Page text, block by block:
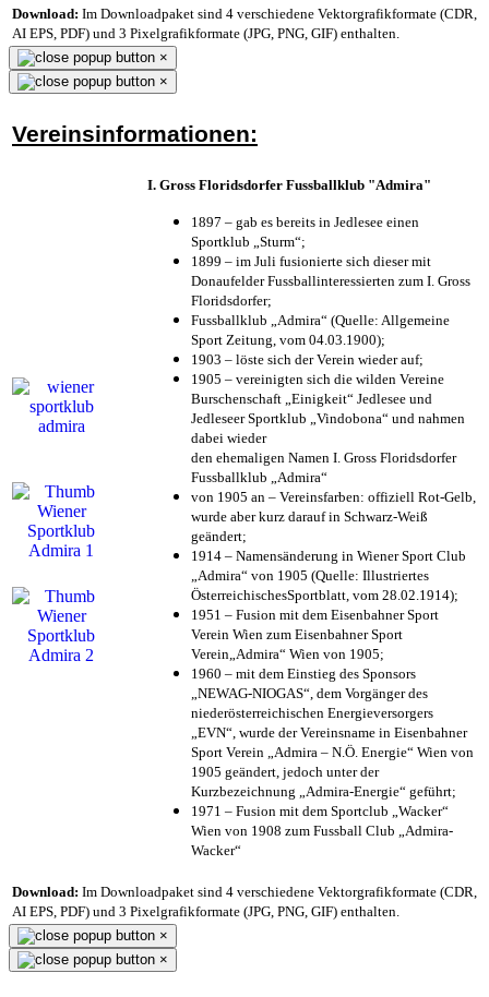
Download: Im Downloadpaket sind 4 verschiedene Vektorgrafikformate (CDR,
AI EPS, PDF) und 3 Pixelgrafikformate (JPG, PNG, GIF) enthalten.
×
×
Vereinsinformationen:
I. Gross Floridsdorfer Fussballklub "Admira"
1897 – gab es bereits in Jedlesee einen
Sportklub „Sturm“;
1899 – im Juli fusionierte sich dieser mit
Donaufelder Fussballinteressierten zum I. Gross
Floridsdorfer;
Fussballklub „Admira“ (Quelle: Allgemeine
Sport Zeitung, vom 04.03.1900);
1903 – löste sich der Verein wieder auf;
1905 – vereinigten sich die wilden Vereine
Burschenschaft „Einigkeit“ Jedlesee und
Jedleseer Sportklub „Vindobona“ und nahmen
dabei wieder
den ehemaligen Namen I. Gross Floridsdorfer
Fussballklub „Admira“
von 1905 an – Vereinsfarben: offiziell Rot-Gelb,
wurde aber kurz darauf in Schwarz-Weiß
geändert;
1914 – Namensänderung in Wiener Sport Club
„Admira“ von 1905 (Quelle: Illustriertes
ÖsterreichischesSportblatt, vom 28.02.1914);
1951 – Fusion mit dem Eisenbahner Sport
Verein Wien zum Eisenbahner Sport
Verein„Admira“ Wien von 1905;
1960 – mit dem Einstieg des Sponsors
„NEWAG-NIOGAS“, dem Vorgänger des
niederösterreichischen Energieversorgers
„EVN“, wurde der Vereinsname in Eisenbahner
Sport Verein „Admira – N.Ö. Energie“ Wien von
1905 geändert, jedoch unter der
Kurzbezeichnung „Admira-Energie“ geführt;
1971 – Fusion mit dem Sportclub „Wacker“
Wien von 1908 zum Fussball Club „Admira-
Wacker“
Download: Im Downloadpaket sind 4 verschiedene Vektorgrafikformate (CDR,
AI EPS, PDF) und 3 Pixelgrafikformate (JPG, PNG, GIF) enthalten.
×
×